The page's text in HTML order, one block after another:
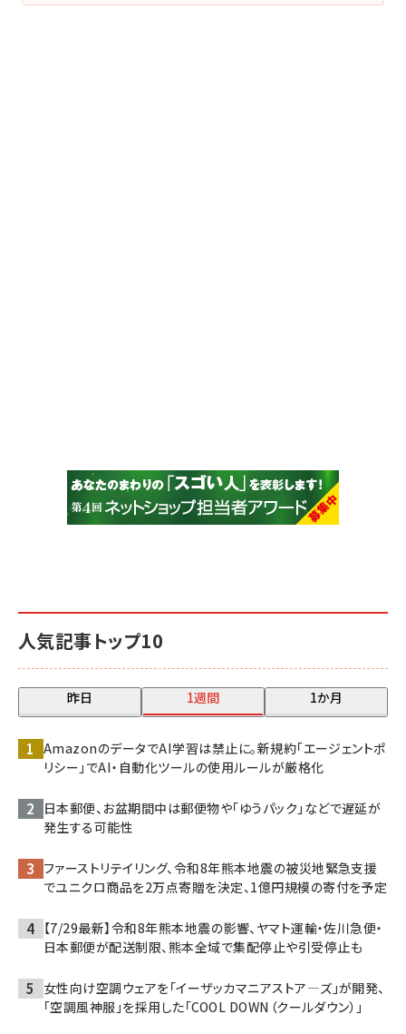
人気記事トップ10
昨日 1週間 1か月
AmazonのデータでAI学習は禁止に。新規約「エージェントポ
リシー」でAI・自動化ツールの使用ルールが厳格化
日本郵便、お盆期間中は郵便物や「ゆうパック」などで遅延が
発生する可能性
ファーストリテイリング、令和8年熊本地震の被災地緊急支援
でユニクロ商品を2万点寄贈を決定、1億円規模の寄付を予定
【7/29最新】令和8年熊本地震の影響、ヤマト運輸・佐川急便・
日本郵便が配送制限、熊本全域で集配停止や引受停止も
女性向け空調ウェアを「イーザッカマニアストア―ズ」が開発、
「空調風神服」を採用した「COOL DOWN（クールダウン）」